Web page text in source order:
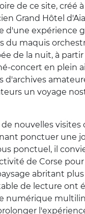
de ce site, créé
Grand Hôtel
d'une expérience
du maquis
de la nuit, à partir
concert en plein
d'archives
un voyage
nouvelles
ponctuer une
ponctuel, il
de Corse
abritant
de lecture ont
numérique